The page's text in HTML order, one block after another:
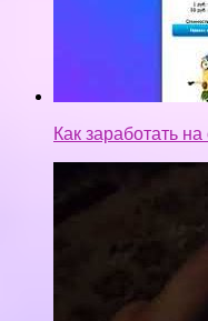
Заработок без
,планшете,